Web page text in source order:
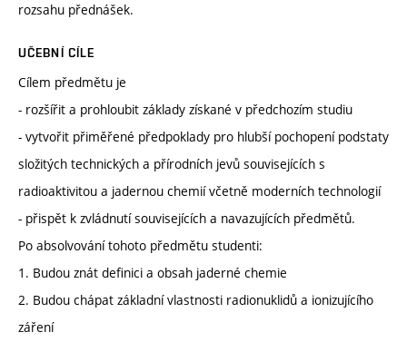
rozsahu přednášek.
UČEBNÍ CÍLE
Cílem předmětu je
- rozšířit a prohloubit základy získané v předchozím studiu
- vytvořit přiměřené předpoklady pro hlubší pochopení podstaty
složitých technických a přírodních jevů souvisejících s
radioaktivitou a jadernou chemií včetně moderních technologií
- přispět k zvládnutí souvisejících a navazujících předmětů.
Po absolvování tohoto předmětu studenti:
1. Budou znát definici a obsah jaderné chemie
2. Budou chápat základní vlastnosti radionuklidů a ionizujícího
záření